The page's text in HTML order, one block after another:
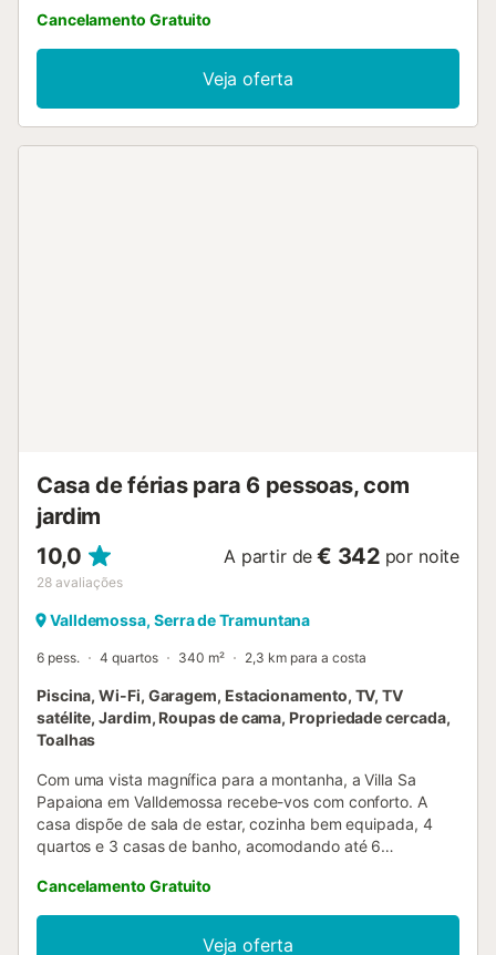
Cancelamento Gratuito
Veja oferta
Casa de férias para 6 pessoas, com
jardim
10,0
28 avaliações
A partir de € 342 por noite
Valldemossa, Serra de Tramuntana
6 pess. 4 quartos 340 m² 2,3 km para a costa
Piscina, Wi-Fi, Garagem, Estacionamento, TV, TV
satélite, Jardim, Roupas de cama, Propriedade cercada,
Toalhas
Com uma vista magnífica para a montanha, a Villa Sa
Papaiona em Valldemossa recebe-vos com conforto. A
casa dispõe de sala de estar, cozinha bem equipada, 4
quartos e 3 casas de banho, acomodando até 6
videoconferências) com espaço de trabalho para
teletrabalho, Smart TV com serviços de streaming,
ventoinhas de teto de alta qualidade (em todos os quartos
Cancelamento Gratuito
Veja oferta